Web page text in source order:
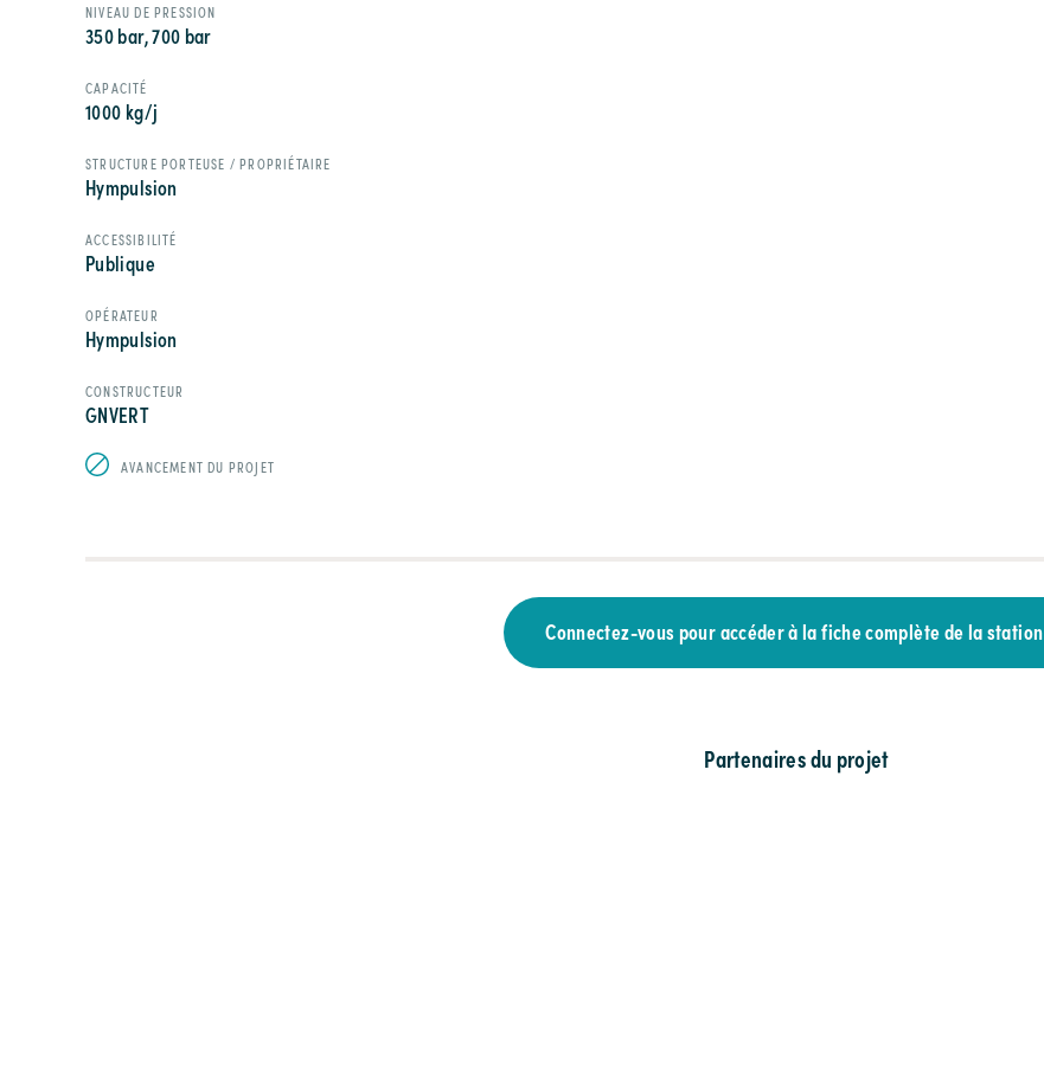
NIVEAU DE PRESSION
350 bar, 700 bar
CAPACITÉ
1000 kg/j
STRUCTURE PORTEUSE / PROPRIÉTAIRE
Hympulsion
ACCESSIBILITÉ
Publique
OPÉRATEUR
Hympulsion
CONSTRUCTEUR
GNVERT
AVANCEMENT DU PROJET
Connectez-vous pour accéder à la fiche complète de la station
Partenaires du projet